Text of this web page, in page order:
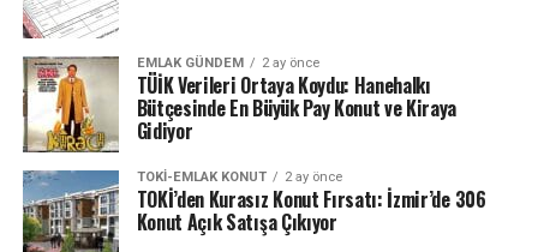
ÖNCEKI
11 ilde 24 Bin 812 adet deprem konutu için kura
heyecanı! TOKİ deprem konutları kura sonuçları belli
oldu
EMLAK GÜNDEM 2 ay önce
TÜİK Verileri Ortaya Koydu: Hanehalkı
Bütçesinde En Büyük Pay Konut ve Kiraya
Gidiyor
TOKI-EMLAK KONUT 2 ay önce
TOKİ’den Kurasız Konut Fırsatı: İzmir’de 306
Konut Açık Satışa Çıkıyor